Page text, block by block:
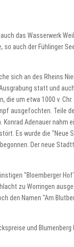
das Wasserwerk
auch der Fühlinger
sich an des Rheins
statt und
die um etwa 1000 v.
ausgefochten. Teile
Adenauer nahm
Es wurde die "Neue
Der neue
"Bloemberger
zu Worringen
den Namen "Am
und Blumenberg